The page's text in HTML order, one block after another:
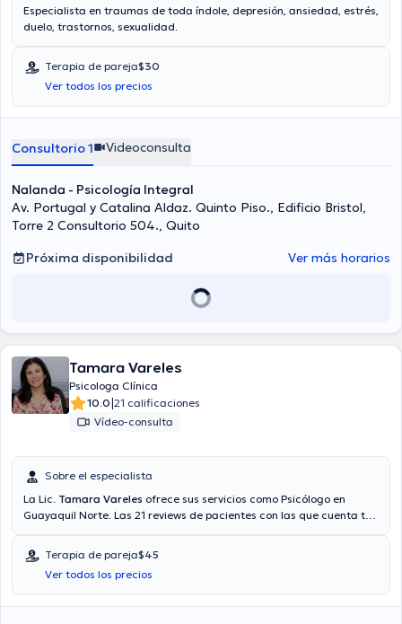
Especialista en traumas de toda índole, depresión, ansiedad, estrés,
duelo, trastornos, sexualidad.
Terapia de pareja$30
Ver todos los precios
Consultorio 1 Videoconsulta
Nalanda - Psicología Integral
Av. Portugal y Catalina Aldaz. Quinto Piso., Edificio Bristol,
Torre 2 Consultorio 504., Quito
Próxima disponibilidad
Ver más horarios
Tamara Vareles
Psicologa Clínica
10.0|21 calificaciones
Vídeo-consulta
Sobre el especialista
La Lic. Tamara Vareles ofrece sus servicios como Psicólogo en
Guayaquil Norte. Las 21 reviews de pacientes con las que cuenta te
agendar una cita mediante videollamada. Aseguradoras tales
como Consulta privada son aceptadas. El precio de la consulta con
la licenciada Tamara Vareles es de $45. En su consultorio abarca
todo lo relacionado con Ansiedad, Codependencia, Depresión ,
Terapia de pareja$45
Ver todos los precios